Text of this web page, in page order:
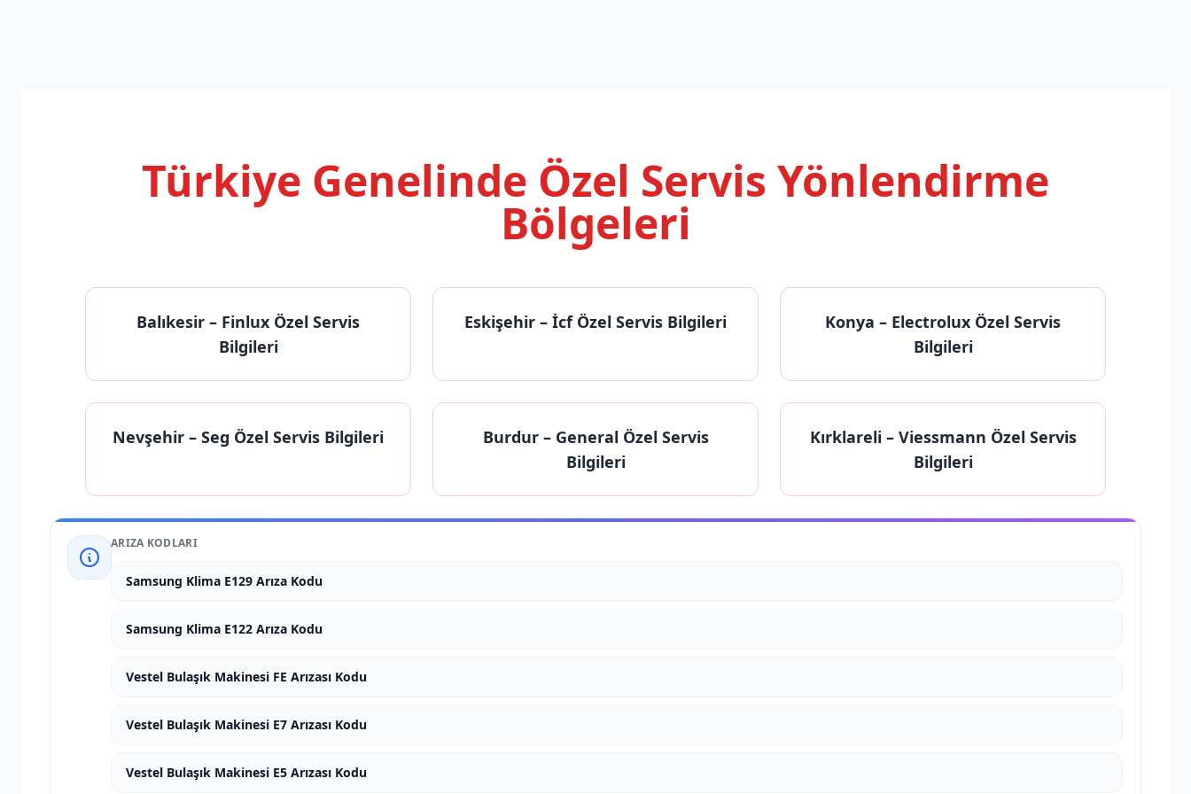
Türkiye Genelinde Özel Servis Yönlendirme
Bölgeleri
Balıkesir – Finlux Özel Servis
Bilgileri
Eskişehir – İcf Özel Servis Bilgileri Konya – Electrolux Özel Servis
Bilgileri
Nevşehir – Seg Özel Servis Bilgileri Burdur– General Özel Servis
Bilgileri
Kırklareli– Viessmann Özel Servis
Bilgileri
ARIZA KODLARI
Samsung Klima E129 Arıza Kodu
Samsung Klima E122 Arıza Kodu
Vestel Bulaşık Makinesi FE Arızası Kodu
Vestel Bulaşık Makinesi E7 Arızası Kodu
Vestel Bulaşık Makinesi E5 Arızası Kodu